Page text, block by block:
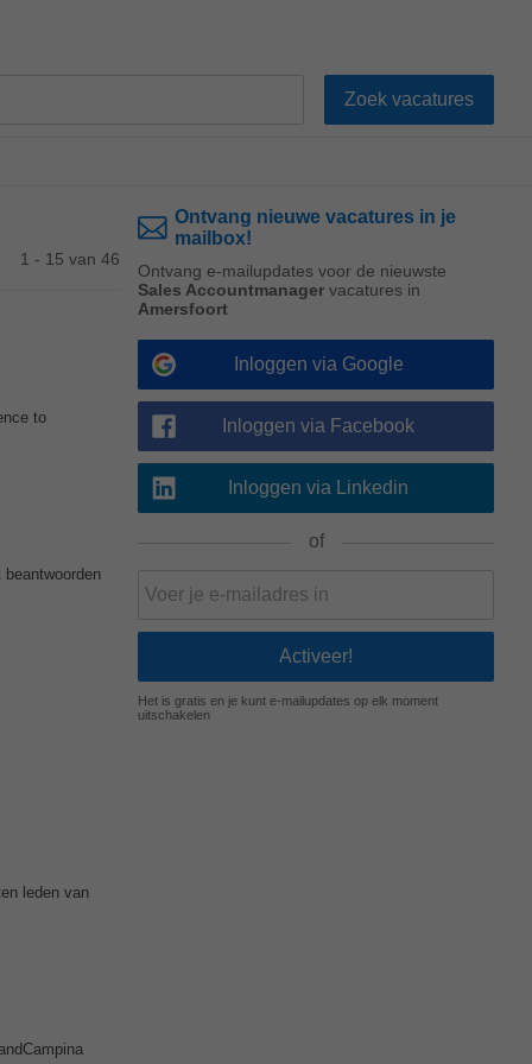
1 - 15 van 46
to
leden van
Ontvang nieuwe vacatures in je
mailbox!
Ontvang e-mailupdates voor de nieuwste
Sales Accountmanager vacatures in
Amersfoort
Inloggen via Google
Inloggen via Facebook
Inloggen via Linkedin
of
Het is gratis en je kunt e-mailupdates op elk moment
uitschakelen